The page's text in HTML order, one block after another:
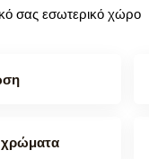
σας εσωτερικό χώρο
χρώματα